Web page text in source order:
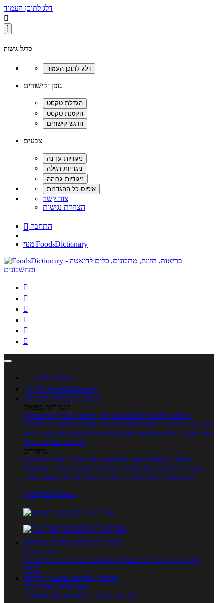
דלג לתוכן העמוד

סרגל נגישות
גופן וקישורים
צבעים
צור קשר
הצהרת נגישות
 התחבר
מנוי FoodsDictionary






 כניסה לחשבון

מנוי FoodsDictionary
מתכונים קטגוריות מתכונים
קטגוריות נפוצות
מתכוני סלטים מתכוני פשטידות מתכוני עוגות אוכל צמחוני
מתכונים לטבעוניים אפייה מוקפץ עוגיות פסטה מתכוני עוף מתכוני
בשר מתכוני ילדים מרקים מתכונים ללא גלוטן מתכונים לסוכרתיים
טרנדים בעולם האוכל
מיוחדים
מנתח המתכונים ספר המתכונים שלי מתכוני וידאו מתכונים
עשירים מתכונים לפי מצרכים אוכל דיאטטי אוכל בריא מאכלי
עדות ספרי בישול מתכונים לפי חגים ועונות לפי שיטות הכנה
אפליקציית Foods
מוצרים ומאכלים מוצרים ומאכלים
מילון האוכל
תפריטי תזונה ערכים תזונתיים חיפוש ע"פ רכיבים מכילים הכי
הרבה
מחשבון קלוריות מחשבון קלוריות
מנוי FoodsDictionary
5 ימי ניסיון חינם - לחצו לפרטים נוספים